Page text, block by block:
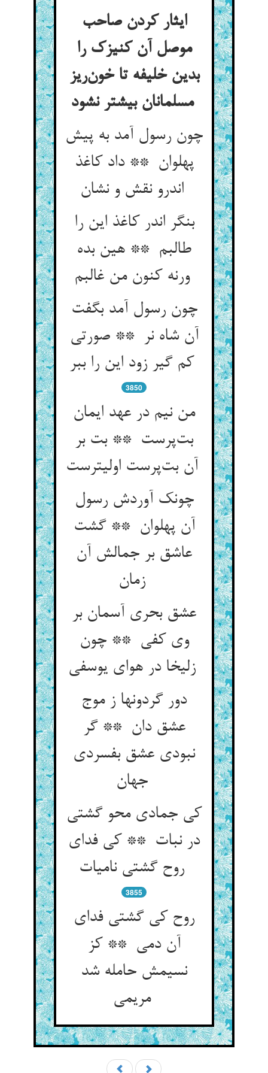
ایثار کردن صاحب
موصل آن کنیزک را
بدین خلیفه تا خون‌ریز
مسلمانان بیشتر نشود
چون رسول آمد به پیش
پهلوان ** داد کاغذ
اندرو نقش و نشان
بنگر اندر کاغذ این را
طالبم ** هین بده
ورنه کنون من غالبم
چون رسول آمد بگفت
آن شاه نر ** صورتی
3850
من نیم در عهد ایمان
بت‌پرست ** بت بر
چونک آوردش رسول
آن پهلوان ** گشت
عاشق بر جمالش آن
زمان
عشق بحری آسمان بر
وی کفی ** چون
زلیخا در هوای یوسفی
دور گردونها ز موج
عشق دان ** گر
نبودی عشق بفسردی
جهان
کی جمادی محو گشتی
در نبات ** کی فدای
3855
روح کی گشتی فدای
آن دمی ** کز
نسیمش حامله شد
مریمی